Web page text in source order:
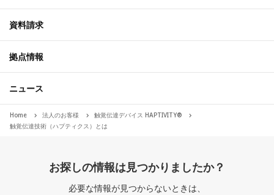
資料請求
拠点情報
ニュース
Home 法人のお客様
触覚伝達デバイス HAPTIVITY®
触覚伝達技術（ハプティクス）とは
お探しの情報は見つかりましたか？
必要な情報が見つからないときは、